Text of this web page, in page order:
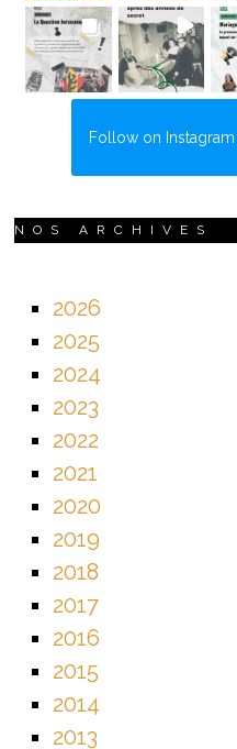
Follow on Instagram
NOS ARCHIVES
2026
2025
2024
2023
2022
2021
2020
2019
2018
2017
2016
2015
2014
2013